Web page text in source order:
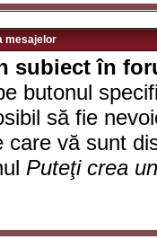
mesajelor
subiect în
butonul
să fie
care vă sunt
Puteţi crea